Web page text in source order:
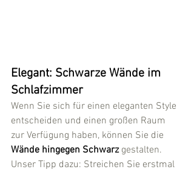
Elegant: Schwarze Wände im
Schlafzimmer
Wenn Sie sich für einen eleganten Style
entscheiden und einen großen Raum
zur Verfügung haben, können Sie die
Wände hingegen Schwarz gestalten.
Unser Tipp dazu: Streichen Sie erstmal